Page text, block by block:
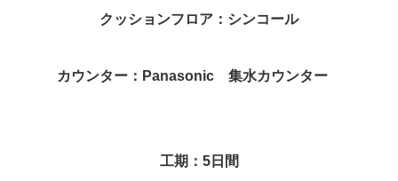
クッションフロア：シンコール
カウンター：Panasonic 集水カウンター
工期：5日間